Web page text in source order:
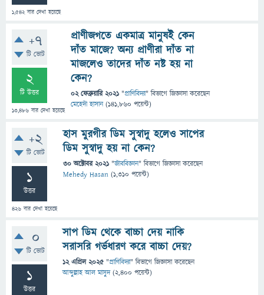
1,542 বার দেখা হয়েছে
+7
টি ভোট
2
টি উত্তর
13,486 বার দেখা হয়েছে
প্রাণীজগতে একমাত্র মানুষই কেন
দাঁত মাজে? অন্য প্রাণীরা দাঁত না
মাজলেও তাদের দাঁত নষ্ট হয় না
কেন?
02 ফেব্রুয়ারি 2021 "প্রাণিবিদ্যা" বিভাগে জিজ্ঞাসাকরেছেন
মেহেদী হাসান (141,860 পয়েন্ট)
+2
টি ভোট
1
উত্তর
426 বার দেখা হয়েছে
হাস মুরগীর ডিম সুস্বাদু হলেও সাপের
ডিম সুস্বাদু হয় না কেন?
30 অক্টোবর 2021 "জীববিজ্ঞান" বিভাগে জিজ্ঞাসাকরেছেন
Mehedy Hasan (1,310 পয়েন্ট)
0
টি ভোট
1
উত্তর
সাপ ডিম থেকে বাচ্চা দেয় নাকি
সরাসরি গর্ভধারণ করে বাচ্চা দেয়?
12 এপ্রিল 2025 "প্রাণিবিদ্যা" বিভাগে জিজ্ঞাসাকরেছেন
আব্দুল্লাহ আল মাসুদ (2,400 পয়েন্ট)